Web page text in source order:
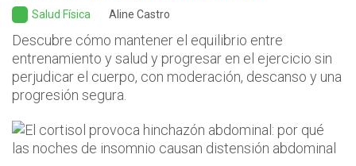
Salud Física Aline Castro
Descubre cómo mantener el equilibrio entre
entrenamiento y salud y progresar en el ejercicio sin
perjudicar el cuerpo, con moderación, descanso y una
progresión segura.